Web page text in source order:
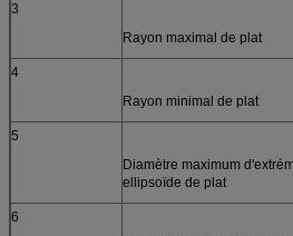
3
Rayon maximal de plat
4
Rayon minimal de plat
5
Diamètre maximum
ellipsoïde de plat
6